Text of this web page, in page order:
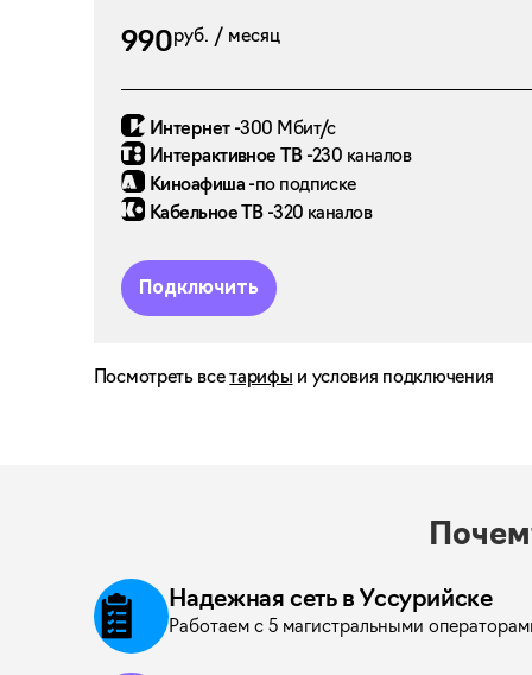
990руб. / месяц
Интернет -300 Мбит/с
Интерактивное ТВ -230 каналов
Киноафиша -по подписке
Кабельное ТВ -320 каналов
Подключить
ВСЁ ПРО КИНО
Интернет -
500 Мбит/с
Интерактивное ТВ -
Кабельное ТВ Льготное
Интернет -
не включено
Интерактивное ТВ -
Посмотреть всетарифы и условия подключения
Надежная сеть в Уссурийске
Работаем с 5 магистральными